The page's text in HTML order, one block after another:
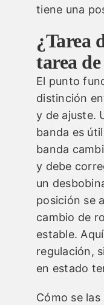
tiene una
¿Tarea
tarea
El punto
distinción
y de ajuste.
banda es
banda
y debe
un
posición se
cambio de
estable.
regulación,
en estado
Cómo se